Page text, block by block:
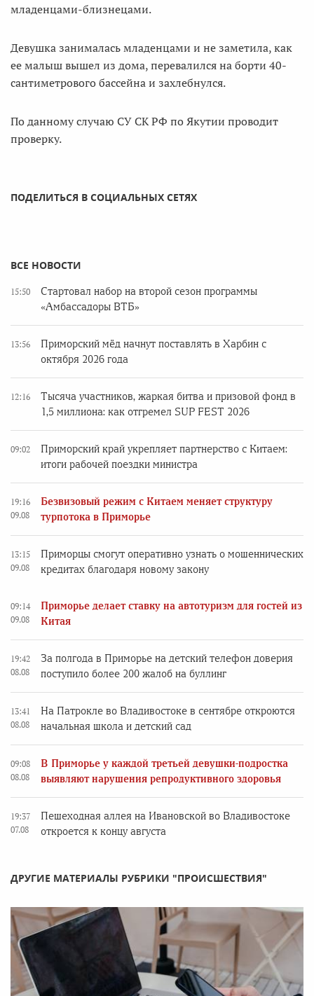
младенцами-близнецами.
Девушка занималась младенцами и не заметила, как
ее малыш вышел из дома, перевалился на борти 40-
сантиметрового бассейна и захлебнулся.
По данному случаю СУ СК РФ по Якутии проводит
проверку.
ПОДЕЛИТЬСЯ В СОЦИАЛЬНЫХ СЕТЯХ
ВСЕ НОВОСТИ
15:50
Стартовал набор на второй сезон программы
«Амбассадоры ВТБ»
13:56
Приморский мёд начнут поставлять в Харбин с
октября 2026 года
12:16
Тысяча участников, жаркая битва и призовой фонд в
1,5 миллиона: как отгремел SUP FEST 2026
09:02
Приморский край укрепляет партнерство с Китаем:
итоги рабочей поездки министра
19:16
09.08
Безвизовый режим с Китаем меняет структуру
турпотока в Приморье
13:15
09.08
Приморцы смогут оперативно узнать о мошеннических
кредитах благодаря новому закону
09:14
09.08
Приморье делает ставку на автотуризм для гостей из
Китая
19:42
08.08
За полгода в Приморье на детский телефон доверия
поступило более 200 жалоб на буллинг
13:41
08.08
На Патрокле во Владивостоке в сентябре откроются
начальная школа и детский сад
09:08
08.08
В Приморье у каждой третьей девушки-подростка
выявляют нарушения репродуктивного здоровья
19:37
07.08
Пешеходная аллея на Ивановской во Владивостоке
откроется к концу августа
ДРУГИЕ МАТЕРИАЛЫ РУБРИКИ "ПРОИСШЕСТВИЯ"